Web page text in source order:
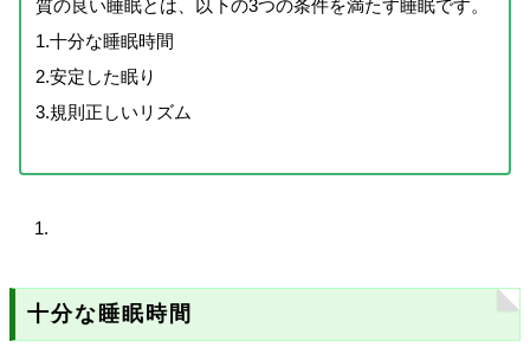
質の良い睡眠とは、以下の3つの条件を満たす睡眠です。
1.十分な睡眠時間
2.安定した眠り
3.規則正しいリズム
十分な睡眠時間